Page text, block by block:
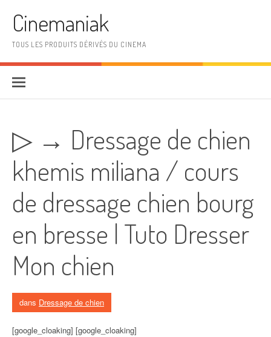
Cinemaniak
TOUS LES PRODUITS DÉRIVÉS DU CINEMA
▷ → Dressage de chien
khemis miliana / cours
de dressage chien bourg
en bresse | Tuto Dresser
Mon chien
dans Dressage de chien
[google_cloaking] [google_cloaking]